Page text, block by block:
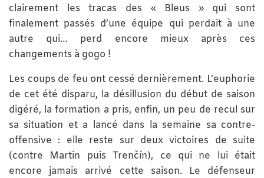
clairement les tracas des « Bleus » qui sont
finalement passés d’une équipe qui perdait à une
autre qui… perd encore mieux après ces
changements à gogo !
Les coups de feu ont cessé dernièrement. L’euphorie
de cet été disparu, la désillusion du début de saison
digéré, la formation a pris, enfin, un peu de recul sur
sa situation et a lancé dans la semaine sa contre-
offensive : elle reste sur deux victoires de suite
(contre Martin puis Trenčín), ce qui ne lui était
encore jamais arrivé cette saison. Le défenseur